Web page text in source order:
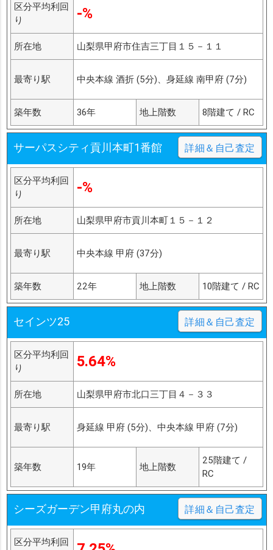
区分平均利回
り
-%
所在地 山梨県甲府市住吉三丁目１５－１１
最寄り駅 中央本線 酒折 (5分)、身延線 南甲府 (7分)
築年数 36年 地上階数 8階建て / RC
サーパスシティ貢川本町1番館 詳細＆自己査定
区分平均利回
り
-%
所在地 山梨県甲府市貢川本町１５－１２
最寄り駅 中央本線 甲府 (37分)
築年数 22年 地上階数 10階建て / RC
セインツ25 詳細＆自己査定
区分平均利回
り
5.64%
所在地 山梨県甲府市北口三丁目４－３３
最寄り駅 身延線 甲府 (5分)、中央本線 甲府 (7分)
築年数 19年 地上階数
25階建て /
RC
シーズガーデン甲府丸の内 詳細＆自己査定
区分平均利回